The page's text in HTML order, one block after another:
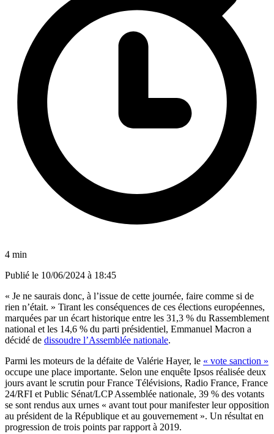
4 min
Publié le 10/06/2024 à 18:45
« Je ne saurais donc, à l’issue de cette journée, faire comme si de
rien n’était. » Tirant les conséquences de ces élections européennes,
marquées par un écart historique entre les 31,3 % du Rassemblement
national et les 14,6 % du parti présidentiel, Emmanuel Macron a
décidé de dissoudre l’Assemblée nationale.
Parmi les moteurs de la défaite de Valérie Hayer, le « vote sanction »
occupe une place importante. Selon une enquête Ipsos réalisée deux
jours avant le scrutin pour France Télévisions, Radio France, France
24/RFI et Public Sénat/LCP Assemblée nationale, 39 % des votants
se sont rendus aux urnes « avant tout pour manifester leur opposition
au président de la République et au gouvernement ». Un résultat en
progression de trois points par rapport à 2019.